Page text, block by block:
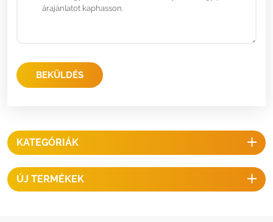
BEKÜLDÉS
KATEGÓRIÁK
ÚJ TERMÉKEK